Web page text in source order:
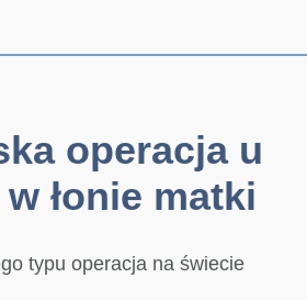
operacja u
łonie matki
typu operacja na świecie